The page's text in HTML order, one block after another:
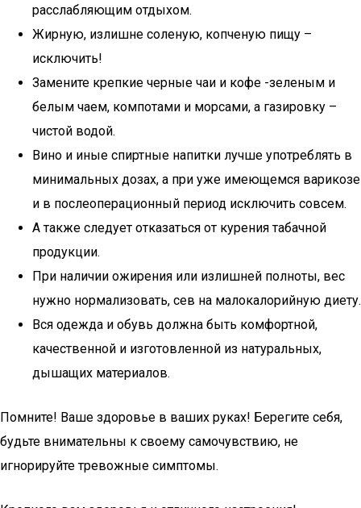
расслабляющим отдыхом.
Жирную, излишне соленую, копченую пищу –
исключить!
Замените крепкие черные чаи и кофе -зеленым и
белым чаем, компотами и морсами, а газировку –
чистой водой.
Вино и иные спиртные напитки лучше употреблять в
минимальных дозах, а при уже имеющемся варикозе
и в послеоперационный период исключить совсем.
А также следует отказаться от курения табачной
продукции.
При наличии ожирения или излишней полноты, вес
нужно нормализовать, сев на малокалорийную диету.
Вся одежда и обувь должна быть комфортной,
качественной и изготовленной из натуральных,
дышащих материалов.
Помните! Ваше здоровье в ваших руках! Берегите себя,
будьте внимательны к своему самочувствию, не
игнорируйте тревожные симптомы.